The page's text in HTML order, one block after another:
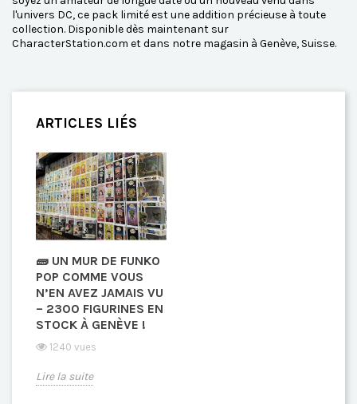
l'univers DC, ce pack limité est une addition précieuse à toute
collection. Disponible dès maintenant sur
CharacterStation.com et dans notre magasin à Genève, Suisse.
ARTICLES LIÉS
🧱 UN MUR DE FUNKO
POP COMME VOUS
N’EN AVEZ JAMAIS VU
– 2300 FIGURINES EN
STOCK À GENÈVE !
1240 vues
Lire la suite